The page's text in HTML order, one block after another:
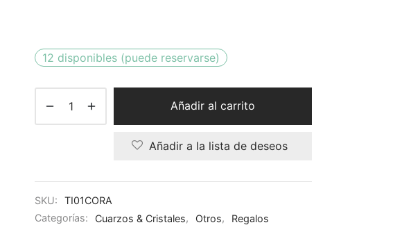
12 disponibles (puede reservarse)
Añadir al carrito
Añadir a la lista de deseos
SKU:
TI01CORA
Categorías:
Cuarzos & Cristales, Otros, Regalos